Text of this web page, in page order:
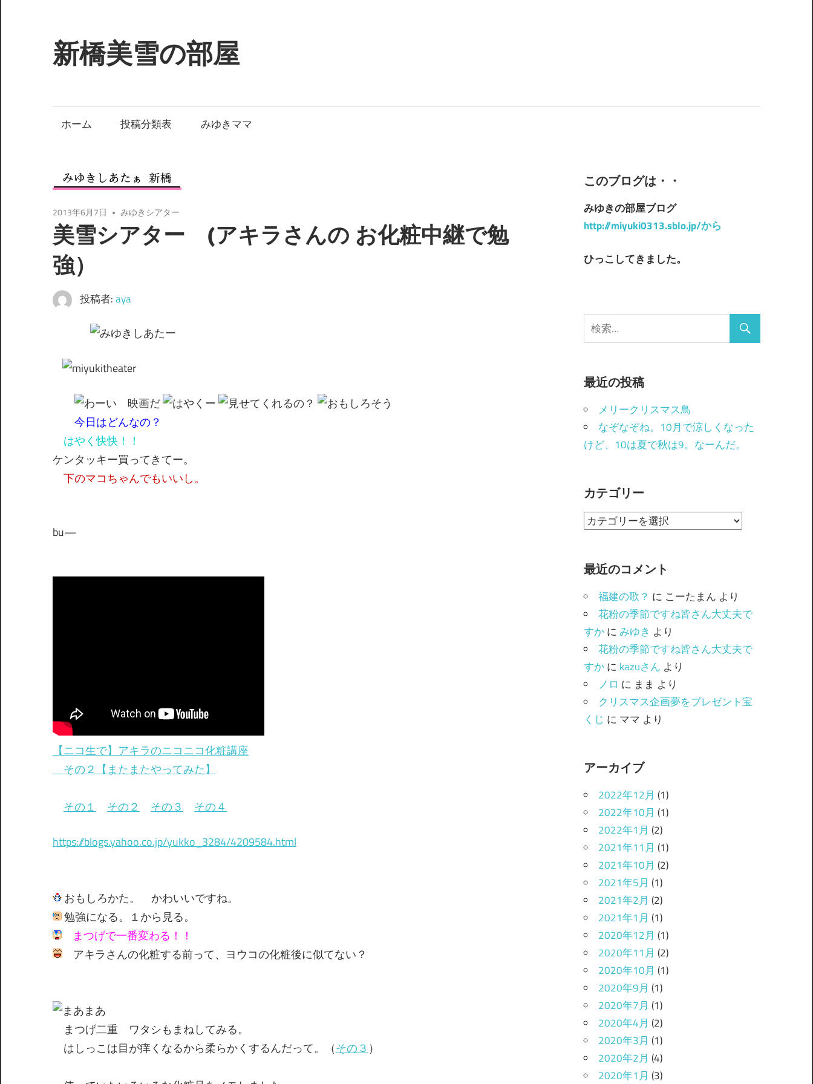
テ
ン
キ
新橋美雪の部屋
た
し
の
空
間
ホーム 投稿分類表 みゆきママ
2013年6月7日 みゆきシアター
美雪シアター (アキラさんの お化粧中継で勉
強）
投稿者:aya
今日はどんなの？
はやく快快！！
ケンタッキー買ってきてー。
下のマコちゃんでもいいし。
bu—
【ニコ生で】アキラのニコニコ化粧講座
その２【またまたやってみた】
その１ その２ その３ その４
https://blogs.yahoo.co.jp/yukko_3284/4209584.html
おもしろかた。 かわいいですね。
勉強になる。１から見る。
まつげで一番変わる！！
アキラさんの化粧する前って、ヨウコの化粧後に似てない？
まつげ二重 ワタシもまねしてみる。
はしっこは目が痒くなるから柔らかくするんだって。（その３ ）
このブログは・・
みゆきの部屋ブログ
http://miyuki0313.sblo.jp/から
ひっこしてきました。
最近の投稿
メリークリスマス鳥
なぞなぞね。10月で涼しくなった
けど、10は夏で秋は9。なーんだ。
カテゴリー
カ
リ
ー
最近のコメント
福建の歌？ に こーたまん より
花粉の季節ですね皆さん大丈夫で
すかにみゆき より
花粉の季節ですね皆さん大丈夫で
すかに kazuさん より
ノロ に まま より
クリスマス企画夢をプレゼント宝
くじ に ママ より
アーカイブ
2022年12月 (1)
2022年10月 (1)
2022年1月 (2)
2021年11月 (1)
2021年10月 (2)
2021年5月 (1)
2021年2月 (2)
2021年1月 (1)
2020年12月 (1)
2020年11月 (2)
2020年10月 (1)
2020年9月 (1)
2020年7月 (1)
2020年4月 (2)
2020年3月 (1)
2020年2月 (4)
2020年1月 (3)